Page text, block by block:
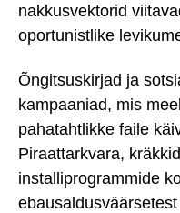
nakkusvektorid
oportunistlike
Õngitsuskirjad ja
kampaaniad, mis
pahatahtlikke faile
Piraattarkvara,
installiprogrammide